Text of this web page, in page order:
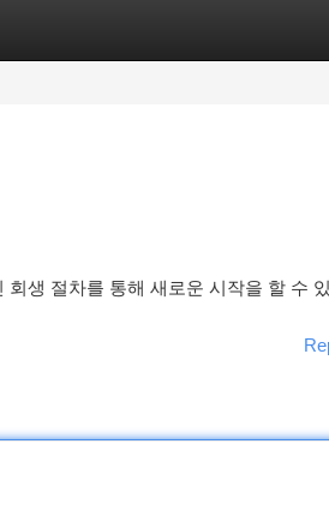
생 절차를 통해 새로운 시작을 할 수